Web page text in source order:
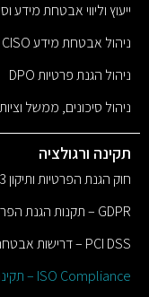
ייעוץ וליווי אבטחת מידע
ניהול אבטחת מידע CISO
ניהול הגנת פרטיות DPO
ניהול סיכונים, ממשל וציות GRC
תקינה ורגולציה
חוק הגנת הפרטיות ותיקון 13
GDPR – תקנות הגנת הפרטיות של האיחוד האירופי
PCI DSS – דרישות אבטחה וסליקה של חברות אשראי
ISO Compliance – תקינה בעולמות אבטחת המידע